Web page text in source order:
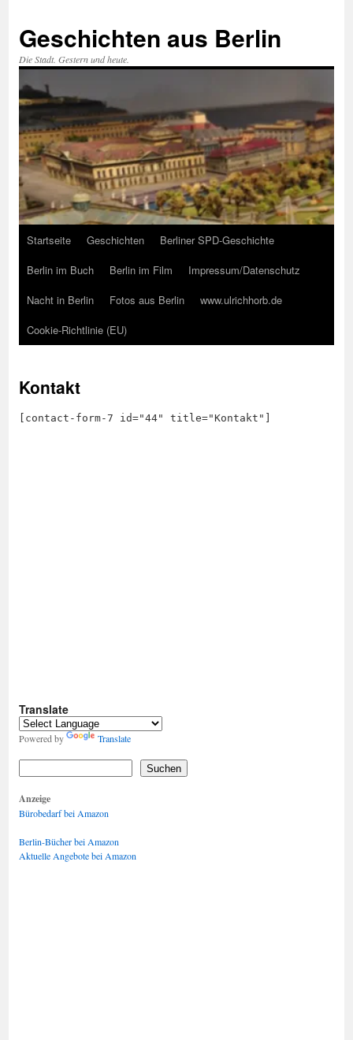
springen
Geschichten aus Berlin
Die Stadt. Gestern und heute.
Startseite Geschichten
Berliner SPD-Geschichte
Berlin im Buch
Berlin im Film
Impressum/Datenschutz
Nacht in Berlin
Fotos aus Berlin
www.ulrichhorb.de
Cookie-Richtlinie (EU)
Kontakt
[contact-form-7 id="44" title="Kontakt"]
Translate
Powered by Translate
Suchen
Anzeige
Bürobedarf bei Amazon
Berlin-Bücher bei Amazon
Aktuelle Angebote bei Amazon